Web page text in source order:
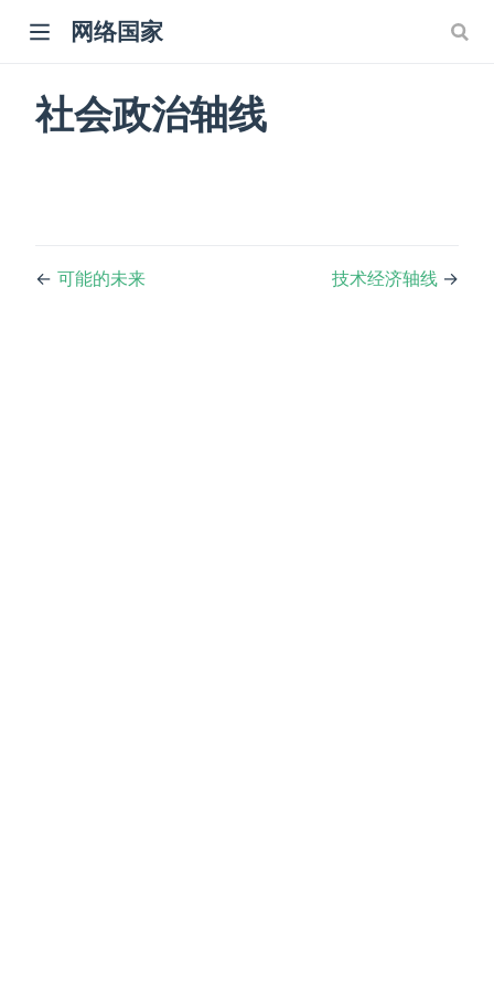
网络国家
社会政治轴线
← 可能的未来 技术经济轴线 →